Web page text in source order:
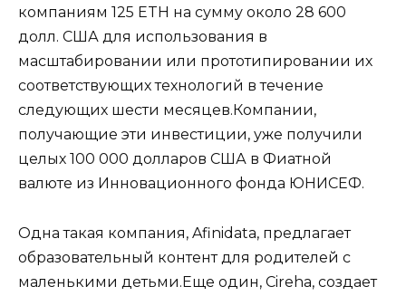
компаниям 125 ETH на сумму около 28 600
долл. США для использования в
масштабировании или прототипировании их
соответствующих технологий в течение
следующих шести месяцев.Компании,
получающие эти инвестиции, уже получили
целых 100 000 долларов США в Фиатной
валюте из Инновационного фонда ЮНИСЕФ.
Одна такая компания, Afinidata, предлагает
образовательный контент для родителей с
маленькими детьми.Еще один, Cireha, создает